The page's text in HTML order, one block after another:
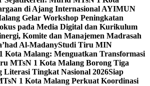
di Ajang Internasional AYIMUN
Gelar Workshop Peningkatan
pada Media Digital dan Kurikulum
Komite dan Manajemen Madrasah
Al-MadanyStudi Tiru MIN
Kota Malang: Menguatkan Transformasi
MTsN 1 Kota Malang Borong Tiga
Literasi Tingkat Nasional 2026Siap
1 Kota Malang Perkuat Koordinasi